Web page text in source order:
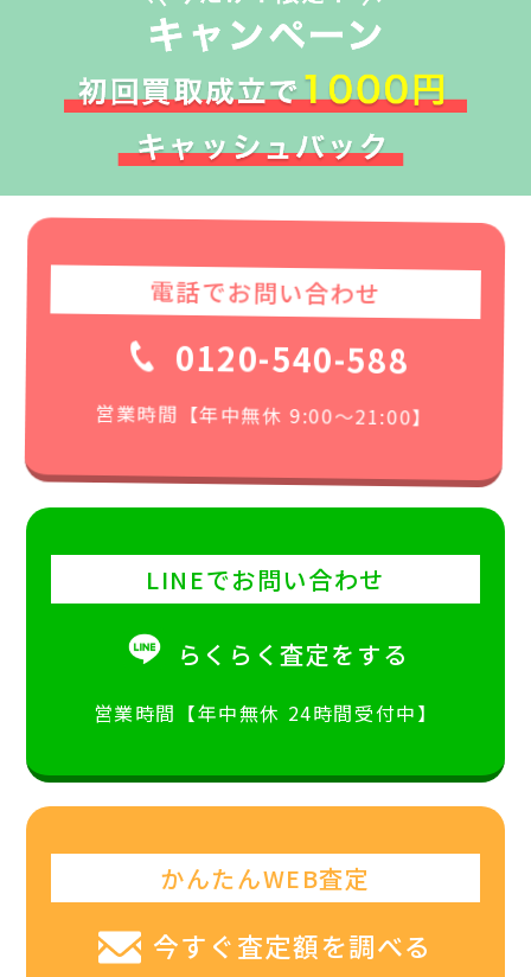
電話でお問い合わせ
0120-540-588
営業時間【年中無休 9:00〜21:00】
LINEでお問い合わせ
らくらく査定をする
営業時間【年中無休 24時間受付中】
かんたんWEB査定
今すぐ査定額を調べる